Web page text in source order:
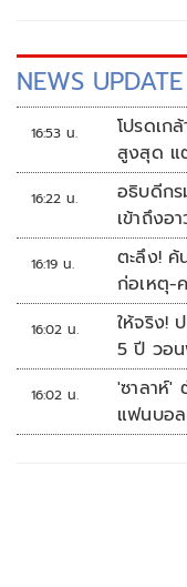
NEWS UPDATE
16:53 น.
โปรดเก
สูงสุด แ
16:22 น.
อธิบดีก
เข้าถึงอ
ชนวนส
16:19 น.
ตะลึง! ค้
ก่อเหตุ-
16:02 น.
ให้จริง!
5 ปี วอ
16:02 น.
'ซาลาห์'
แฟนบอ